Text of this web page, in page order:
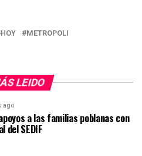
HOY METROPOLI
LEIDO
ago
a las familias poblanas con
del SEDIF